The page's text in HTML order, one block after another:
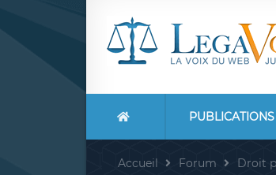
PUBLICATIONS
Accueil Forum Droit